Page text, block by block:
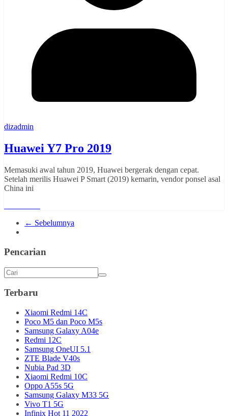
dizadmin
Huawei Y7 Pro 2019
Memasuki awal tahun 2019, Huawei bergerak dengan cepat.
Setelah merilis Huawei P Smart (2019) kemarin, vendor ponsel asal
China ini
← Sebelumnya
Pencarian
Terbaru
Xiaomi Redmi 14C
Poco M5 dan Poco M5s
Samsung Galaxy A04e
Redmi 12C
Samsung OneUI 5.1
ZTE Blade V40s
Nubia Pad 3D
Xiaomi Redmi 10C
Oppo A55s 5G
Samsung Galaxy M33 5G
Vivo T1 5G
Infinix Hot 11 2022